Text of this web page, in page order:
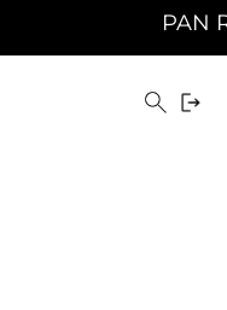
PAN